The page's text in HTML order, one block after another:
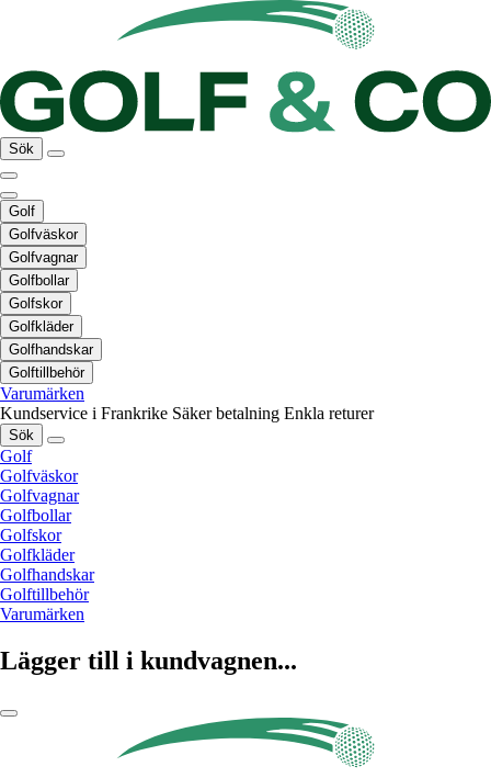
Sök
Golf
Golfväskor
Golfvagnar
Golfbollar
Golfskor
Golfkläder
Golfhandskar
Golftillbehör
Varumärken
Kundservice i Frankrike Säker betalning Enkla returer
Sök
Golf
Golfväskor
Golfvagnar
Golfbollar
Golfskor
Golfkläder
Golfhandskar
Golftillbehör
Varumärken
Lägger till i kundvagnen...